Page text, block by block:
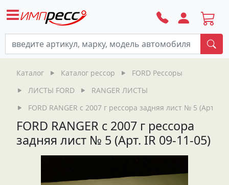
Каталог Каталог рессор
FORD Рессоры
ЛИСТЫ FORD
RANGER ЛИСТЫ
FORD RANGER с 2007 г рессора задняя лист № 5 (Арт. IR
FORD RANGER с 2007 г рессора
задняя лист № 5 (Арт. IR 09-11-05)